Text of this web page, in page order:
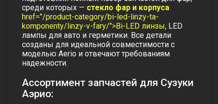
среди которых — стекло фар и корпуса
href="/product-category/bi-led-linzy-ta-
komponenty/linzy-v-fary/">Bi-LED линзы, LED
лампы для авто и герметики. Все детали
созданы для идеальной совместимости с
моделью Aerio и отвечают требованиям
надежности.
Ассортимент запчастей для Сузуки
Аэрио: